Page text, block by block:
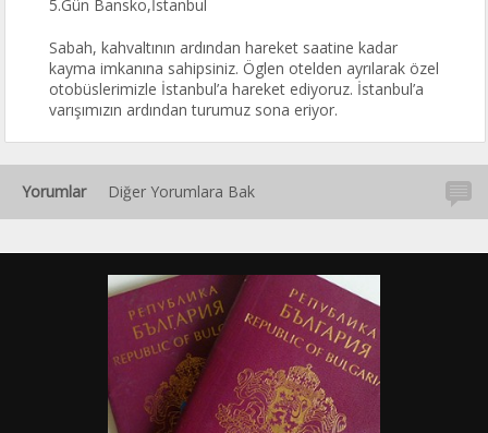
5.Gün Bansko,İstanbul
Sabah, kahvaltının ardından hareket saatine kadar
kayma imkanına sahipsiniz. Öglen otelden ayrılarak özel
otobüslerimizle İstanbul’a hareket ediyoruz. İstanbul’a
varışımızın ardından turumuz sona eriyor.
Yorumlar Diğer Yorumlara Bak